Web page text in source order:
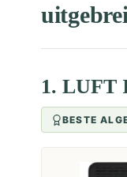
1. LUFT
BESTE